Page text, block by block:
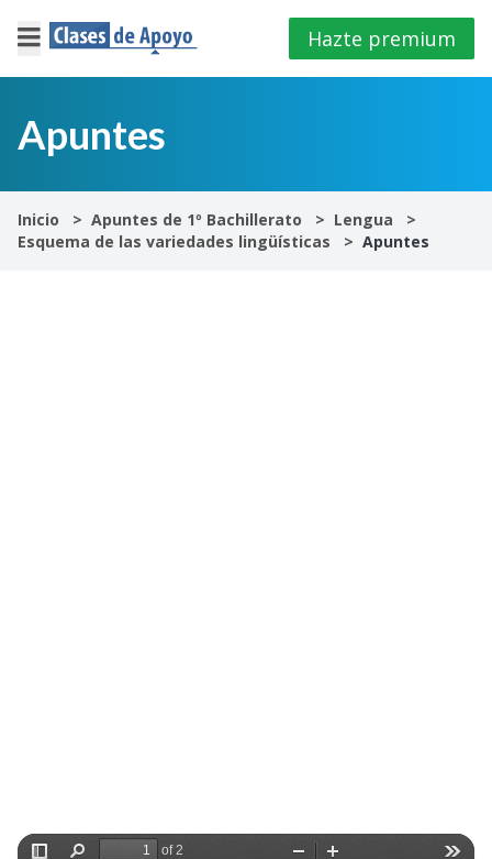
×
sesión
Hazte premium
Apuntes
Inicio Apuntes de 1º Bachillerato
Lengua
Esquema de las variedades lingüísticas
Apuntes